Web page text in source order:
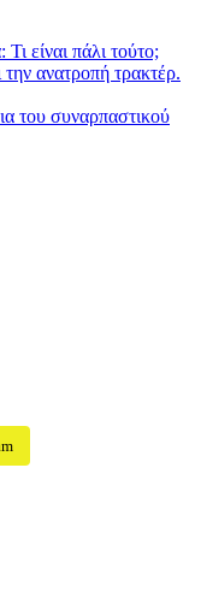
είναι πάλι τούτο;
ανατροπή τρακτέρ.
του συναρπαστικού